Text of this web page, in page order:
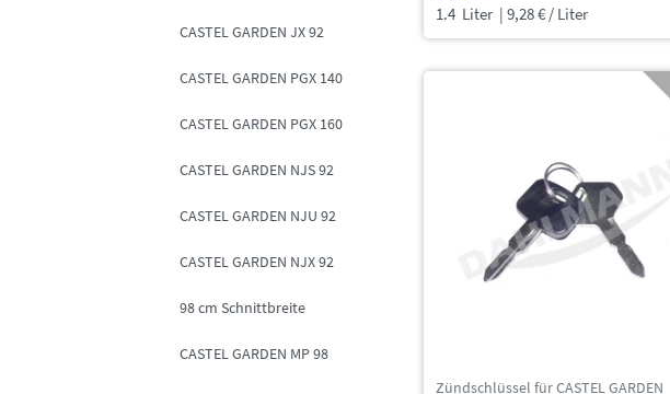
CASTEL GARDEN JX 92
CASTEL GARDEN PGX 140
CASTEL GARDEN PGX 160
CASTEL GARDEN NJS 92
CASTEL GARDEN NJU 92
CASTEL GARDEN NJX 92
98 cm Schnittbreite
CASTEL GARDEN MP 98
1.4 Liter | 9,28 € / Liter
Zündschlüssel für CASTEL GARDEN